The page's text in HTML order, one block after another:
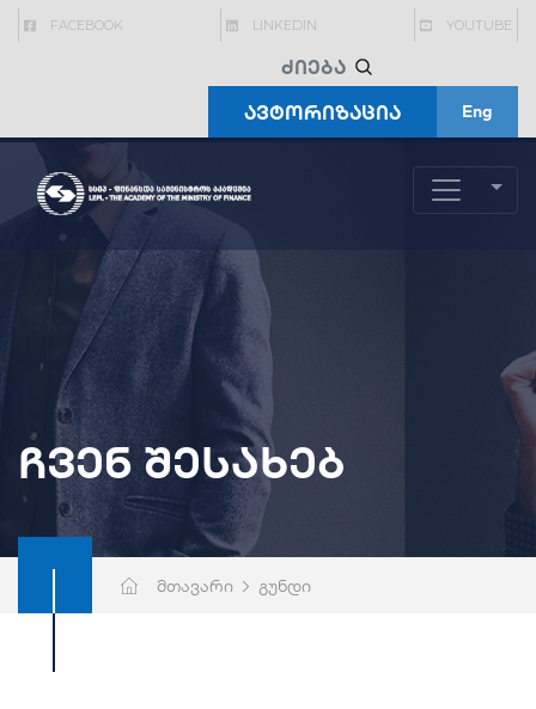
FACEBOOK LINKEDIN YOUTUBE
ავტორიზაცია Eng
ჩვენ შესახებ
მთავარი გუნდი